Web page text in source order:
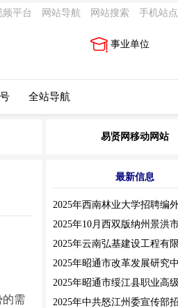
频平台 网站导航 网站搜索 手机站点
事业单位
全站导航
需
易贤网移动网站
最新信息